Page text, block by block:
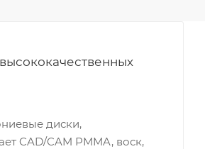
диски,
CAD/CAM PMMA, воск,